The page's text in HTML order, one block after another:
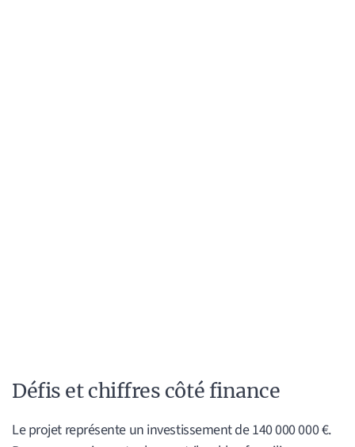
Défis et chiffres côté finance
Le projet représente un investissement de 140 000 000 €.